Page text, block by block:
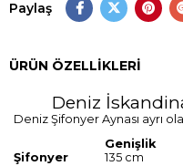
Paylaş
ÜRÜN ÖZELLIKLERI
Deniz
Deniz Şifonyer Aynası ayrı
Genişlik
Şifonyer
135 cm